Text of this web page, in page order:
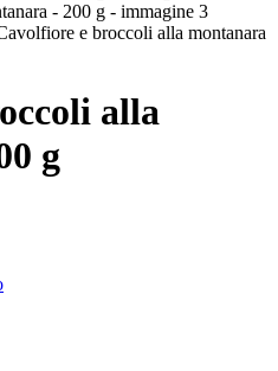
e broccoli alla montanara
alla
g